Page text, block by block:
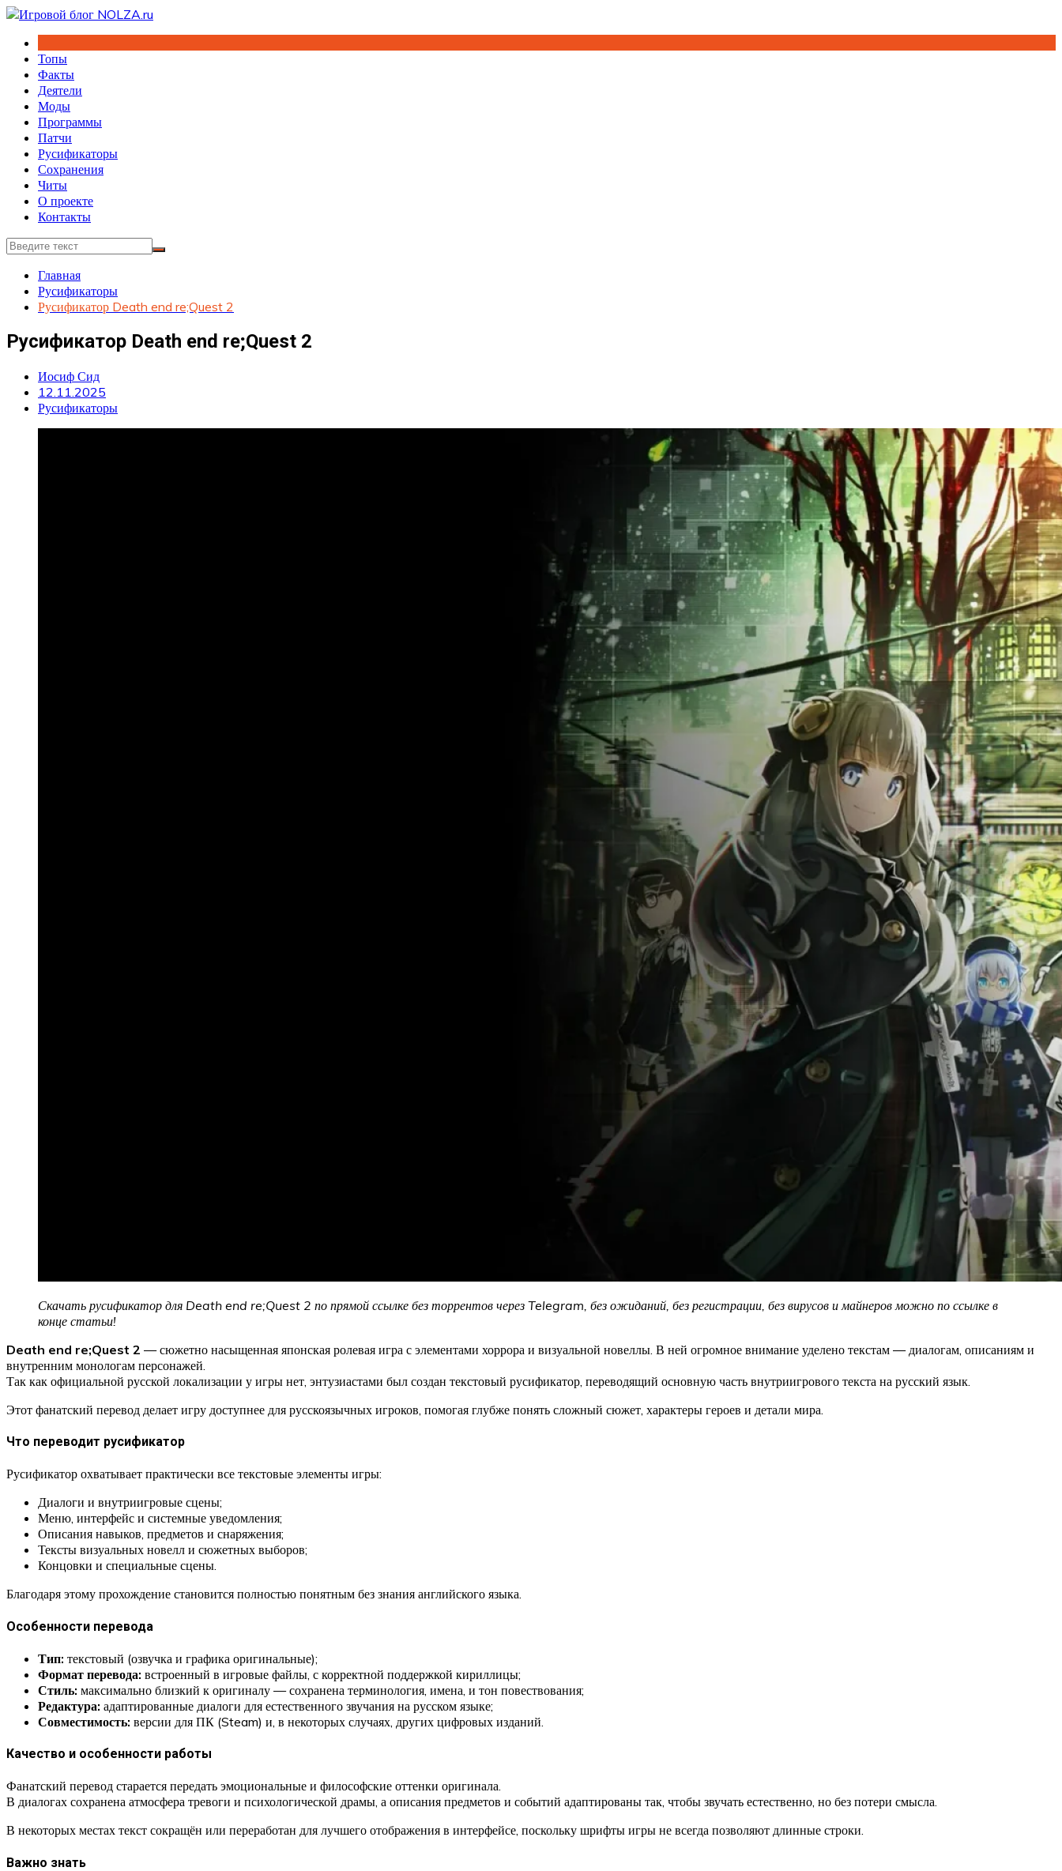
Перейти
содержимому
Топы
Факты
Деятели
Моды
Программы
Патчи
Русификаторы
Сохранения
Читы
О проекте
Контакты
Главная
Русификаторы
Русификатор Death end re;Quest 2
Русификатор Death end re;Quest 2
Иосиф Сид
12.11.2025
Русификаторы
Скачать русификатор для Death end re;Quest 2 по прямой ссылке без торрентов через Telegram, без ожиданий, без регистрации, без вирусов и майнеров можно по ссылке в
конце статьи!
Death end re;Quest 2 — сюжетно насыщенная японская ролевая игра с элементами хоррора и визуальной новеллы. В ней огромное внимание уделено текстам — диалогам, описаниям и
внутренним монологам персонажей.
Так как официальной русской локализации у игры нет, энтузиастами был создан текстовый русификатор, переводящий основную часть внутриигрового текста на русский язык.
Этот фанатский перевод делает игру доступнее для русскоязычных игроков, помогая глубже понять сложный сюжет, характеры героев и детали мира.
Что переводит русификатор
Русификатор охватывает практически все текстовые элементы игры:
Диалоги и внутриигровые сцены;
Меню, интерфейс и системные уведомления;
Описания навыков, предметов и снаряжения;
Тексты визуальных новелл и сюжетных выборов;
Концовки и специальные сцены.
Благодаря этому прохождение становится полностью понятным без знания английского языка.
Особенности перевода
Тип: текстовый (озвучка и графика оригинальные);
Формат перевода: встроенный в игровые файлы, с корректной поддержкой кириллицы;
Стиль: максимально близкий к оригиналу — сохранена терминология, имена, и тон повествования;
Редактура: адаптированные диалоги для естественного звучания на русском языке;
Совместимость: версии для ПК (Steam) и, в некоторых случаях, других цифровых изданий.
Качество и особенности работы
Фанатский перевод старается передать эмоциональные и философские оттенки оригинала.
В диалогах сохранена атмосфера тревоги и психологической драмы, а описания предметов и событий адаптированы так, чтобы звучать естественно, но без потери смысла.
В некоторых местах текст сокращён или переработан для лучшего отображения в интерфейсе, поскольку шрифты игры не всегда позволяют длинные строки.
Важно знать